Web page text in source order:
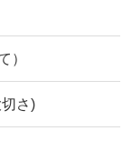
）
さ)